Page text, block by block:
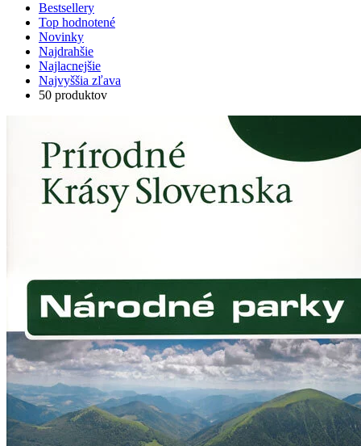
Bestsellery
Top hodnotené
Novinky
Najdrahšie
Najlacnejšie
Najvyššia zľava
50 produktov